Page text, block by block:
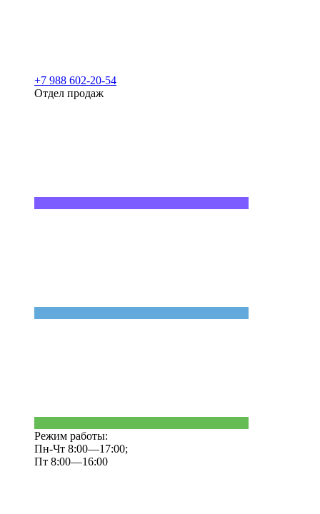
+7 988 602-20-54
Отдел продаж
Режим работы:
Пн-Чт 8:00—17:00;
Пт 8:00—16:00